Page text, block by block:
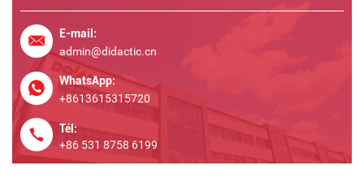
E-mail:
admin@didactic.cn
WhatsApp:
+8613615315720
Tél:
+86 531 8758 6199